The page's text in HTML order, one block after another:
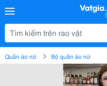
Quần áo nữ Bộ quần áo nữ